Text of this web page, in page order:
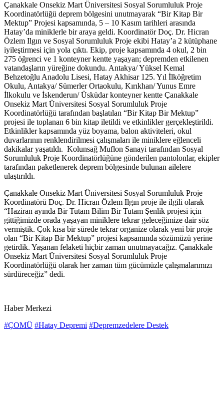
Çanakkale Onsekiz Mart Üniversitesi Sosyal Sorumluluk Proje
Koordinatörlüğü deprem bölgesini unutmayarak “Bir Kitap Bir
Mektup” Projesi kapsamında, 5 – 10 Kasım tarihleri arasında
Hatay’da miniklerle bir araya geldi. Koordinatör Doç. Dr. Hicran
Özlem Ilgın ve Sosyal Sorumluluk Proje ekibi Hatay’a 2 kütüphane
iyileştirmesi için yola çıktı. Ekip, proje kapsamında 4 okul, 2 bin
275 öğrenci ve 1 konteyner kentte yaşayan; depremden etkilenen
vatandaşların yüreğine dokundu. Antakya/ Yüksel Kemal
Behzetoğlu Anadolu Lisesi, Hatay Akhisar 125. Yıl İlköğretim
Okulu, Antakya/ Sümerler Ortaokulu, Kırıkhan/ Yunus Emre
İlkokulu ve İskenderun/ Üsküdar konteyner kentte Çanakkale
Onsekiz Mart Üniversitesi Sosyal Sorumluluk Proje
Koordinatörlüğü tarafından başlatılan “Bir Kitap Bir Mektup”
projesi ile toplanan 6 bin kitap iletildi ve etkinlikler gerçekleştirildi.
Etkinlikler kapsamında yüz boyama, balon aktiviteleri, okul
duvarlarının renklendirilmesi çalışmaları ile miniklere eğlenceli
dakikalar yaşatıldı. Kolunsağ Muflon Sanayi tarafından Sosyal
Sorumluluk Proje Koordinatörlüğüne gönderilen pantolonlar, ekipler
tarafından paketlenerek deprem bölgesinde bulunan ailelere
ulaştırıldı.
Çanakkale Onsekiz Mart Üniversitesi Sosyal Sorumluluk Proje
Koordinatörü Doç. Dr. Hicran Özlem Ilgın proje ile ilgili olarak
“Haziran ayında Bir Tutam Bilim Bir Tutam Şenlik projesi için
gittiğimizde orada yaşayan miniklere tekrar geleceğimize dair söz
vermiştik. Çok kısa bir sürede tekrar organize olarak yeni bir proje
olan “Bir Kitap Bir Mektup” projesi kapsamında sözümüzü yerine
getirdik. Yaşanan felaketi hiçbir zaman unutmayacağız. Çanakkale
Onsekiz Mart Üniversitesi Sosyal Sorumluluk Proje
Koordinatörlüğü olarak her zaman tüm gücümüzle çalışmalarımızı
sürdüreceğiz” dedi.
Haber Merkezi
#ÇOMÜ #Hatay Depremi #Depremzedelere Destek